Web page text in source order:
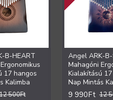
B-HEART
17 hangos
Kalimba
500Ft
Angel ARK-
Mahagóni
Kialakítású
Nap Mintás
9 990Ft 12